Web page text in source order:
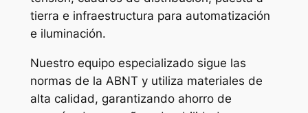
tierra e infraestructura para automatización
e iluminación.
Nuestro equipo especializado sigue las
normas de la ABNT y utiliza materiales de
alta calidad, garantizando ahorro de